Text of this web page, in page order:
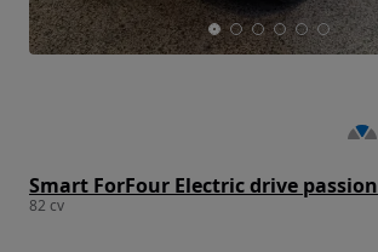
Smart ForFour Electric drive passion
82 cv